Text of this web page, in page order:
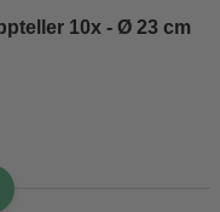
10x - Ø 23 cm